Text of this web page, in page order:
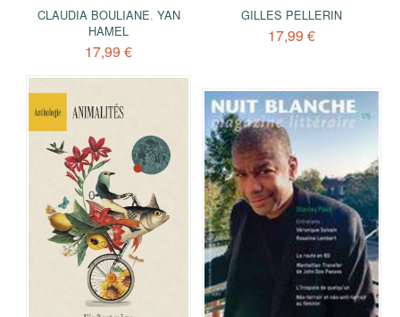
CLAUDIA BOULIANE, YAN
HAMEL
17,99 €
GILLES PELLERIN
17,99 €